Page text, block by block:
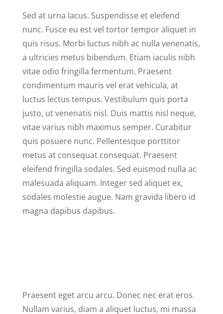
Sed at urna lacus. Suspendisse et eleifend
nunc. Fusce eu est vel tortor tempor aliquet in
quis risus. Morbi luctus nibh ac nulla venenatis,
a ultricies metus bibendum. Etiam iaculis nibh
vitae odio fringilla fermentum. Praesent
condimentum mauris vel erat vehicula, at
luctus lectus tempus. Vestibulum quis porta
justo, ut venenatis nisl. Duis mattis nisl neque,
vitae varius nibh maximus semper. Curabitur
quis posuere nunc. Pellentesque porttitor
metus at consequat consequat. Praesent
eleifend fringilla sodales. Sed euismod nulla ac
malesuada aliquam. Integer sed aliquet ex,
sodales molestie augue. Nam gravida libero id
magna dapibus dapibus.
Praesent eget arcu arcu. Donec nec erat eros.
Nullam varius, diam a aliquet luctus, mi massa